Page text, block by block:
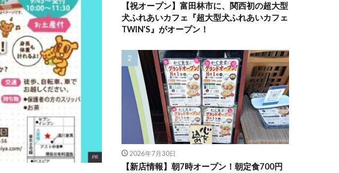
【祝オープン】富田林市に、関西初の超大型
犬ふれあいカフェ『超大型犬ふれあいカフェ
TWIN’S』がオープン！
2026年7月30日
【新店情報】朝7時オープン！朝定食700円